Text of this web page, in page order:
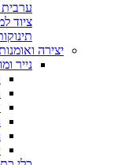
ערבית
ציוד
תינוקות
יצירה
נייר